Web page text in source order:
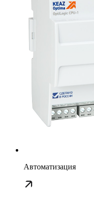
Автоматизация